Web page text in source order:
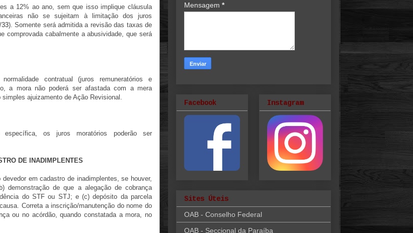
a 12% ao ano, sem que isso implique cláusula
não se sujeitam à limitação dos juros
33). Somente será admitida a revisão das taxas de
comprovada cabalmente a abusividade, que será
contratual (juros remuneratórios e
a mora não poderá ser afastada com a mera
ajuizamento de Ação Revisional.
específica, os juros moratórios poderão ser
DE INADIMPLENTES
em cadastro de inadimplentes, se houver,
demonstração de que a alegação de cobrança
do STF ou STJ; e (c) depósito da parcela
Correta a inscrição/manutenção do nome do
ou no acórdão, quando constatada a mora, no
Mensagem *
Facebook Instagram
Sites Úteis
OAB - Conselho Federal
OAB - Seccional da Paraíba